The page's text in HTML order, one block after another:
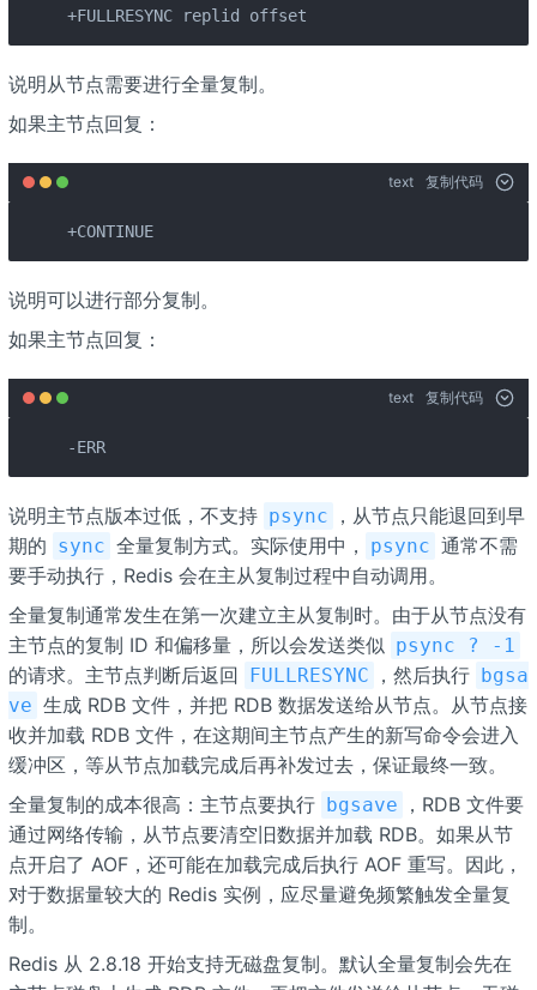
+FULLRESYNC replid offset
说明从节点需要进行全量复制。
如果主节点回复：
text 复制代码
+CONTINUE
说明可以进行部分复制。
如果主节点回复：
text 复制代码
-ERR
说明主节点版本过低，不支持 psync
，从节点只能退回到早
期的 sync 全量复制方式。实际使用中， psync 通常不需
要手动执行，Redis 会在主从复制过程中自动调用。
全量复制通常发生在第一次建立主从复制时。由于从节点没有
主节点的复制 ID 和偏移量，所以会发送类似 psync ? -1
的请求。主节点判断后返回 FULLRESYNC ，然后执行 bgsa
ve 生成 RDB 文件，并把 RDB 数据发送给从节点。从节点接
收并加载 RDB 文件，在这期间主节点产生的新写命令会进入
缓冲区，等从节点加载完成后再补发过去，保证最终一致。
全量复制的成本很高：主节点要执行 bgsave
，RDB 文件要
通过网络传输，从节点要清空旧数据并加载 RDB。如果从节
点开启了 AOF，还可能在加载完成后执行 AOF 重写。因此，
对于数据量较大的 Redis 实例，应尽量避免频繁触发全量复
制。
Redis 从 2.8.18 开始支持无磁盘复制。默认全量复制会先在